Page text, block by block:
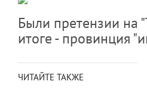
Были претензии на
итоге - провинция
ЧИТАЙТЕ ТАКЖЕ